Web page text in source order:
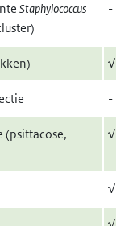
Staphylococcus
-
√
-
(psittacose,
√
√